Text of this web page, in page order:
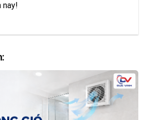
nay!